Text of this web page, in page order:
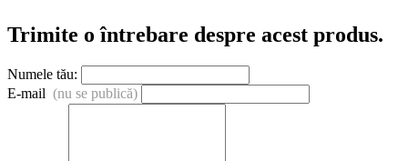
Trimite o întrebare despre acest produs.
Numele tău:
E-mail (nu se publică)